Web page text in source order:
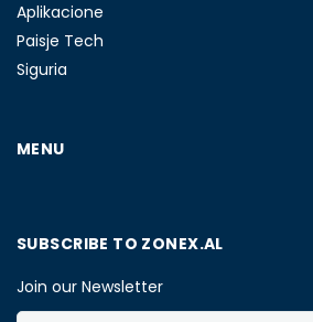
Aplikacione
Paisje Tech
Siguria
MENU
SUBSCRIBE TO ZONEX.AL
Join our Newsletter